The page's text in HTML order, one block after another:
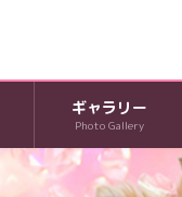
ギャラリー
Photo Gallery